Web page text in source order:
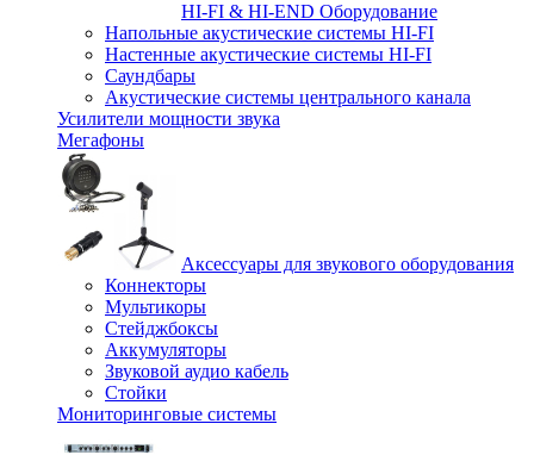
HI-FI & HI-END Оборудование
Напольные акустические системы HI-FI
Настенные акустические системы HI-FI
Саундбары
Акустические системы центрального канала
Усилители мощности звука
Мегафоны
Аксессуары для звукового оборудования
Коннекторы
Мультикоры
Стейджбоксы
Аккумуляторы
Звуковой аудио кабель
Стойки
Мониторинговые системы